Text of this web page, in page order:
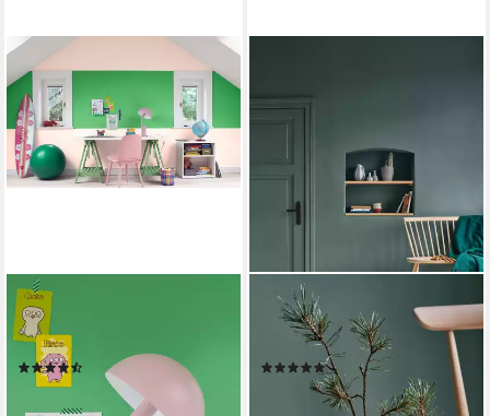
ALPINA
Wandfarbe Farbenfreunde
2,5 Liter matt
37,90 €
(15,16 €/ 1 l)
ALPINA
Wandfarbe Alpina Feine
Farben + Gratis Rührstab
(8)
39,99 €
(16,00 €/ 1 l)